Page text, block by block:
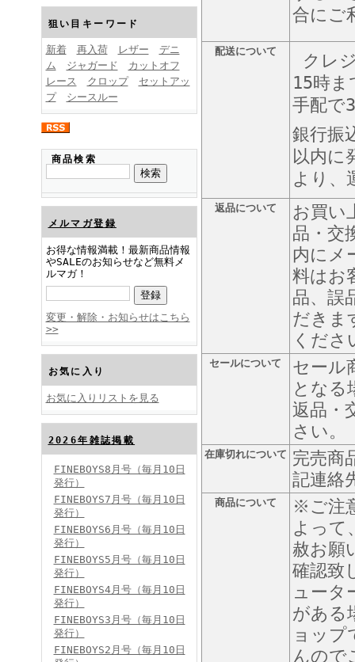
FINEBOYS2024年12月号
FINEBOYS2024年11月号
FINEBOYS2024年10月号
FINEBOYS2024年9月号
狙い目キーワード
新着 再入荷 レザー
デニ
ム
ジャガード
カットオフ
レース
クロップ
セットアッ
プ
シースルー
商品検索
メルマガ登録
お得な情報満載！最新商品情報
やSALEのお知らせなど無料メ
ルマガ！
変更・解除・お知らせはこちら
>>
お気に入り
お気に入りリストを見る
2026年雑誌掲載
FINEBOYS8月号（毎月10日
発行）
FINEBOYS7月号（毎月10日
発行）
FINEBOYS6月号（毎月10日
発行）
FINEBOYS5月号（毎月10日
発行）
FINEBOYS4月号（毎月10日
発行）
FINEBOYS3月号（毎月10日
発行）
FINEBOYS2月号（毎月10日
合にご
配送について
クレ
15時ま
手配で
銀行振
以内に
より、
返品について
お買い
品・交
内にメ
料はお
品、誤
だきま
くださ
セールについて
セール
となる
返品・
さい。
在庫切れについて 完売商
記連絡
商品について
※ご注
よって
赦お願
確認致
ュータ
がある
ョップ
んので